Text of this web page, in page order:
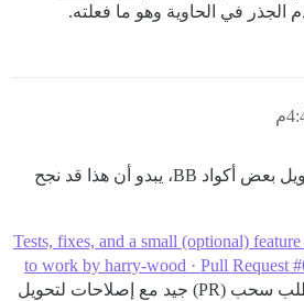
في الحاوية وهو ما فعلته.
بصرف النظر عن عدم تحويل بعض أكواد BB، يبدو أن هذا قد نجح
Tests, fixes, and a small (optional)
to work by harry-wood · Pull Request
يبدو أنه طلب سحب (PR) جيد مع إصلاحات لتحويل